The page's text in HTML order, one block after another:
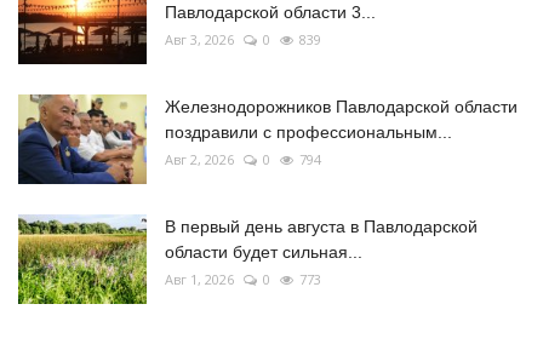
Павлодарской области 3...
Авг 3, 2026 0 839
Железнодорожников Павлодарской области
поздравили с профессиональным...
Авг 2, 2026 0 794
В первый день августа в Павлодарской
области будет сильная...
Авг 1, 2026 0 773